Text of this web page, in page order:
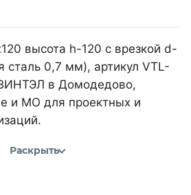
высота h-120 с врезкой d-
сталь 0,7 мм), артикул VTL-
в Домодедово,
и МО для проектных и
Раскрыть